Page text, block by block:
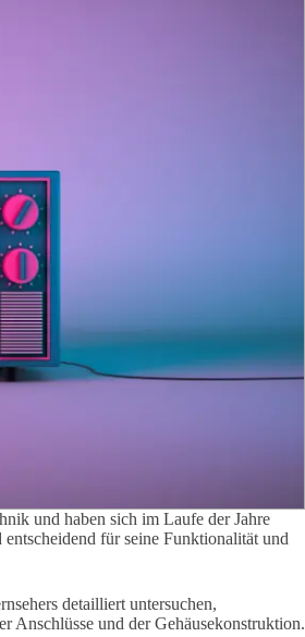
und haben sich im Laufe der Jahre
für seine Funktionalität und
detailliert untersuchen,
Anschlüsse und der Gehäusekonstruktion.